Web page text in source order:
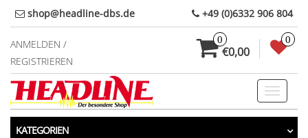
Direkt
zum
Inhalt
shop@headline-dbs.de +49 (0)6332 906 804
ANMELDEN /
REGISTRIEREN
0
€0,00
0
Toggle
KATEGORIEN